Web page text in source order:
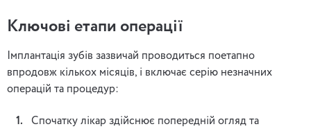
Ключові етапи операції
Імплантація зубів зазвичай проводиться поетапно
впродовж кількох місяців, і включає серію незначних
операцій та процедур:
Спочатку лікар здійснює попередній огляд та